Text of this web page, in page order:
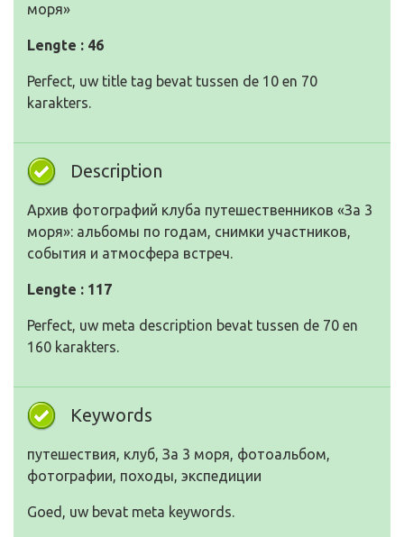
моря»
Lengte : 46
Perfect, uw title tag bevat tussen de 10 en 70
karakters.
Description
Архив фотографий клуба путешественников «За 3
моря»: альбомы по годам, снимки участников,
события и атмосфера встреч.
Lengte : 117
Perfect, uw meta description bevat tussen de 70 en
160 karakters.
Keywords
путешествия, клуб, За 3 моря, фотоальбом,
фотографии, походы, экспедиции
Goed, uw bevat meta keywords.